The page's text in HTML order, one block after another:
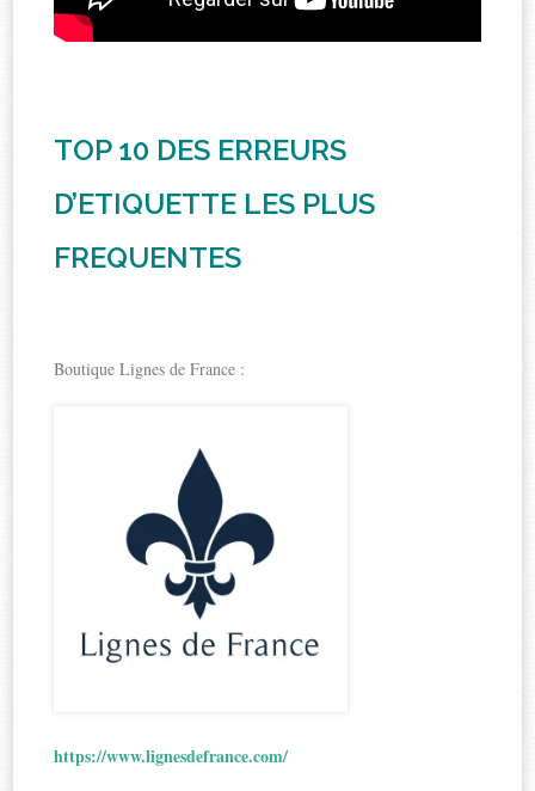
TOP 10 DES ERREURS
D’ETIQUETTE LES PLUS
FREQUENTES
Boutique Lignes de France :
https://www.lignesdefrance.com/